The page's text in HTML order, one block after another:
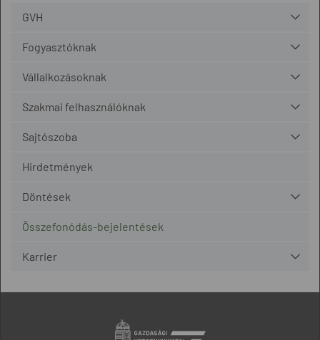
GVH
Fogyasztóknak
Vállalkozásoknak
Szakmai felhasználóknak
Sajtószoba
Hirdetmények
Döntések
Összefonódás-bejelentések
Karrier